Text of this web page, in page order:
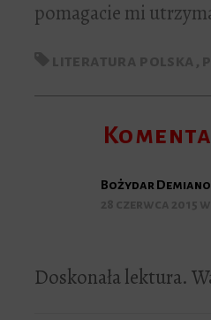
pomagacie mi
Bożydar
Doskonała lektura.